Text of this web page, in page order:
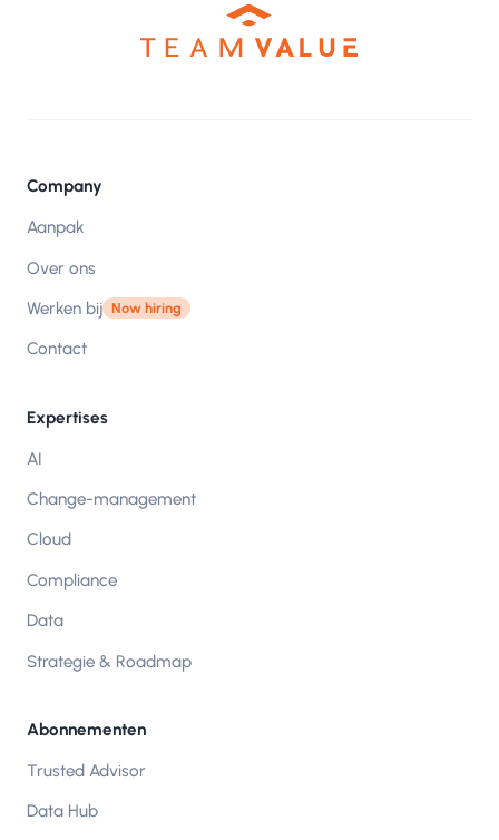
Company
Aanpak
Over ons
Werken bij Now hiring
Contact
Expertises
AI
Change-management
Cloud
Compliance
Data
Strategie & Roadmap
Abonnementen
Trusted Advisor
Data Hub